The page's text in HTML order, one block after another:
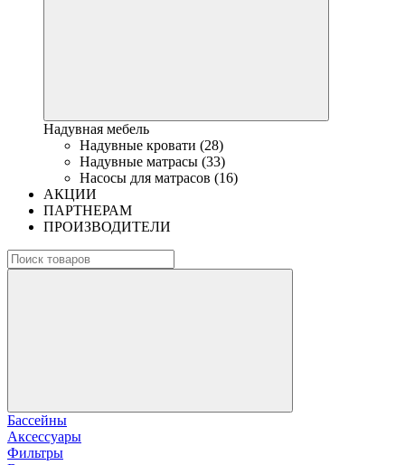
Надувная мебель
Надувные кровати (28)
Надувные матрасы (33)
Насосы для матрасов (16)
АКЦИИ
ПАРТНЕРАМ
ПРОИЗВОДИТЕЛИ
Бассейны
Аксессуары
Фильтры